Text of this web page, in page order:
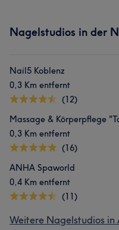
Nagelstudios in der
Nail5 Koblenz
0,3 Km entfernt
(12)
Massage & Körperpflege
0,3 Km entfernt
(16)
ANHA Spaworld
0,4 Km entfernt
(11)
Weitere Nagelstudios in